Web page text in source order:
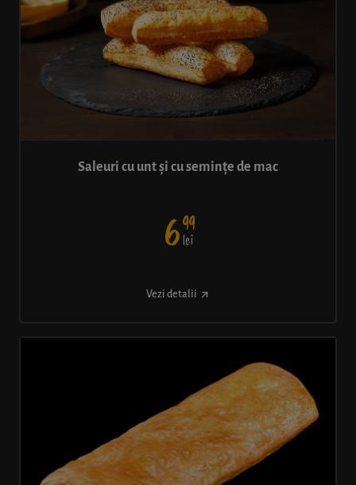
Saleuri cu unt și cu semințe de mac
699
lei
Vezi detalii